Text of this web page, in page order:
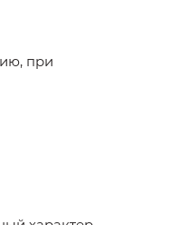
при